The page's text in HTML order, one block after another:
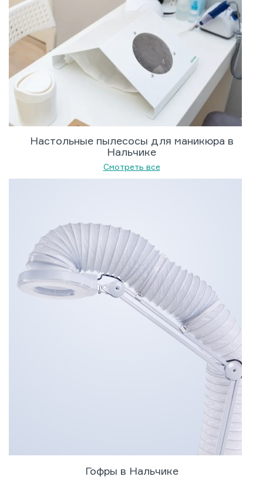
Настольные пылесосы для маникюра в
Нальчике
Смотреть все
Гофры в Нальчике